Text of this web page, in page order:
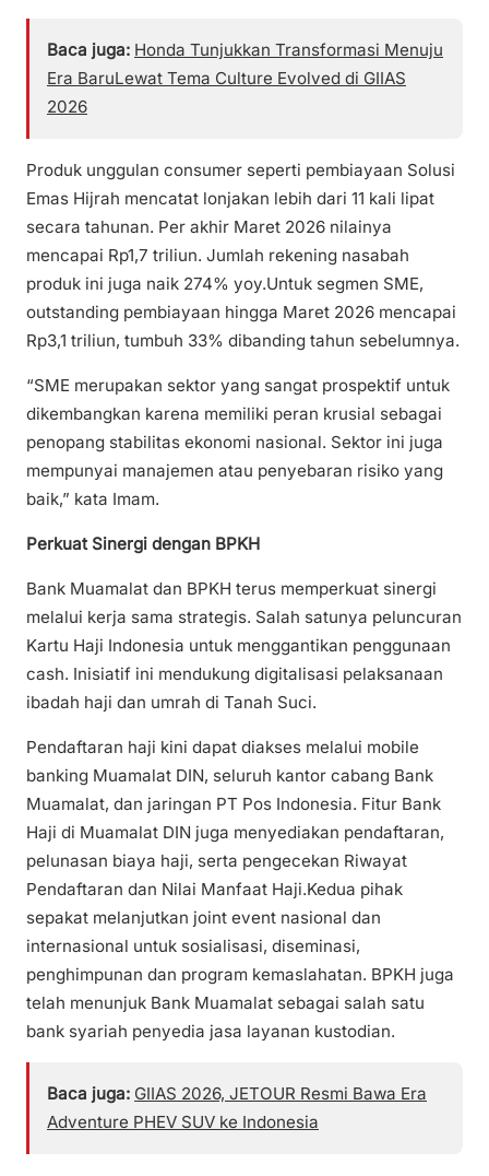
Baca juga: Honda Tunjukkan Transformasi Menuju
Era BaruLewat Tema Culture Evolved di GIIAS
2026
Produk unggulan consumer seperti pembiayaan Solusi
Emas Hijrah mencatat lonjakan lebih dari 11 kali lipat
secara tahunan. Per akhir Maret 2026 nilainya
mencapai Rp1,7 triliun. Jumlah rekening nasabah
produk ini juga naik 274% yoy.Untuk segmen SME,
outstanding pembiayaan hingga Maret 2026 mencapai
Rp3,1 triliun, tumbuh 33% dibanding tahun sebelumnya.
“SME merupakan sektor yang sangat prospektif untuk
dikembangkan karena memiliki peran krusial sebagai
penopang stabilitas ekonomi nasional. Sektor ini juga
mempunyai manajemen atau penyebaran risiko yang
baik,” kata Imam.
Perkuat Sinergi dengan BPKH
Bank Muamalat dan BPKH terus memperkuat sinergi
melalui kerja sama strategis. Salah satunya peluncuran
Kartu Haji Indonesia untuk menggantikan penggunaan
cash. Inisiatif ini mendukung digitalisasi pelaksanaan
ibadah haji dan umrah di Tanah Suci.
Pendaftaran haji kini dapat diakses melalui mobile
banking Muamalat DIN, seluruh kantor cabang Bank
Muamalat, dan jaringan PT Pos Indonesia. Fitur Bank
Haji di Muamalat DIN juga menyediakan pendaftaran,
pelunasan biaya haji, serta pengecekan Riwayat
Pendaftaran dan Nilai Manfaat Haji.Kedua pihak
sepakat melanjutkan joint event nasional dan
internasional untuk sosialisasi, diseminasi,
penghimpunan dan program kemaslahatan. BPKH juga
telah menunjuk Bank Muamalat sebagai salah satu
bank syariah penyedia jasa layanan kustodian.
Baca juga: GIIAS 2026, JETOUR Resmi Bawa Era
Adventure PHEV SUV ke Indonesia